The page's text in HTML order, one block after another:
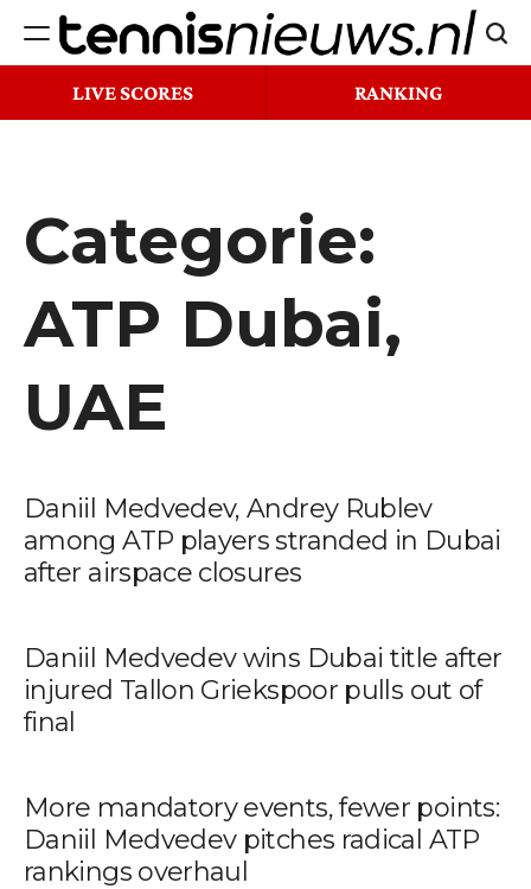
naar
Tennisnieuws.nl
LIVE SCORES RANKING
Categorie:
ATP Dubai,
UAE
Daniil Medvedev, Andrey Rublev
among ATP players stranded in Dubai
after airspace closures
Daniil Medvedev wins Dubai title after
injured Tallon Griekspoor pulls out of
final
More mandatory events, fewer points:
Daniil Medvedev pitches radical ATP
rankings overhaul